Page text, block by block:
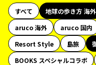
すべて 地球の歩き方 海外
aruco 海外
aruco 国内
Resort Style
島旅
BOOKS スペシャルコラボ